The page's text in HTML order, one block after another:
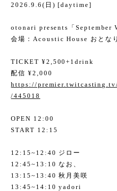
2026.9.6(日) [daytime]
otonari presents「September
会場：Acoustic House おとな
TICKET ¥2,500+1drink
配信 ¥2,000
https://
/445018
OPEN 12:00
START 12:15
12:15~12:40 ジロー
12:45~13:10 なお、
13:15~13:40 秋月美咲
13:45~14:10 yadori